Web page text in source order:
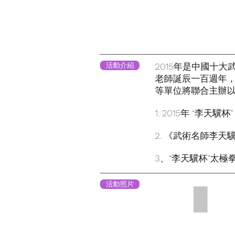
活動介紹
2015年是中國十大
老師誕辰一百週年
等單位將聯合主辦
1. 2015年 “李天驥
2. 《武術名師李天
3、“李天驥杯”太極
活動照片